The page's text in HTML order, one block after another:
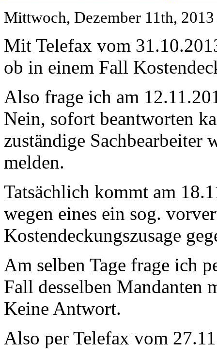
Mittwoch, Dezember 11th, 2013
Mit Telefax vom
ob in einem Fall
Also frage ich am
Nein, sofort beantworten
zuständige Sachbearbeiter
melden.
Tatsächlich kommt am
wegen eines ein sog.
Kostendeckungszusage
Am selben Tage frage ich
Fall desselben Mandanten
Keine Antwort.
Also per Telefax vom